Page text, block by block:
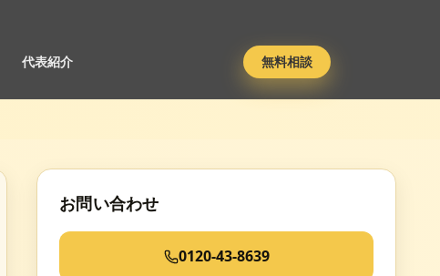
代表紹介 無料相談
お問い合わせ
0120-43-8639